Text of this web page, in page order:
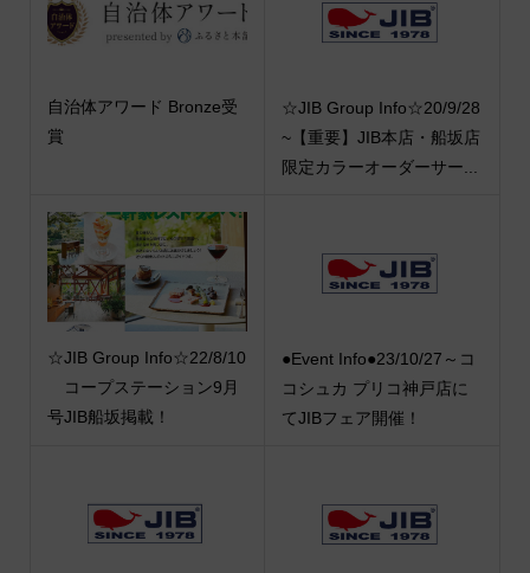
自治体アワード Bronze受
賞
☆JIB Group Info☆20/9/28
~【重要】JIB本店・船坂店
限定カラーオーダーサー...
☆JIB Group Info☆22/8/10
コープステーション9月
号JIB船坂掲載！
●Event Info●23/10/27～コ
コシュカ プリコ神戸店に
てJIBフェア開催！